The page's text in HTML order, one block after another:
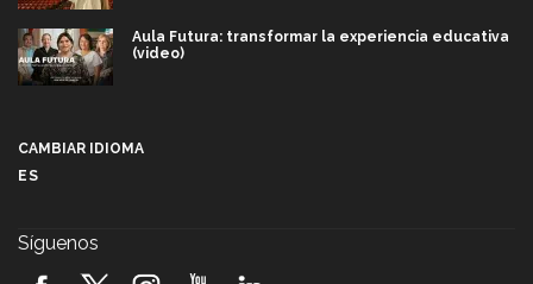
Aula Futura: transformar la experiencia educativa
(video)
CAMBIAR IDIOMA
ES
Síguenos